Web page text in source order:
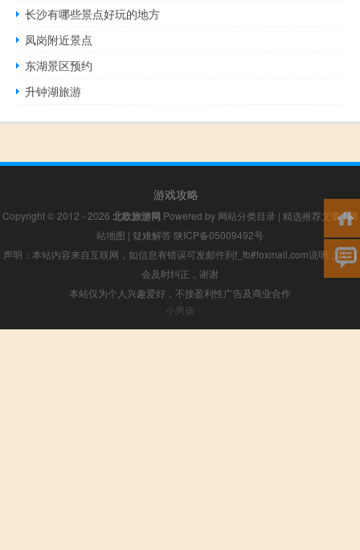
长沙有哪些景点好玩的地方
凤岗附近景点
东湖景区预约
升钟湖旅游
游戏攻略
Copyright © 2012 - 2026 北欧旅游网 Powered by 网站分类目录 | 精选推荐文章|网
站地图 | 疑难解答 陕ICP备05009492号
声明：本站内容来自互联网，如信息有错误可发邮件到f_fb#foxmail.com说明，我们
会及时纠正，谢谢
本站仅为个人兴趣爱好，不接盈利性广告及商业合作
小男孩